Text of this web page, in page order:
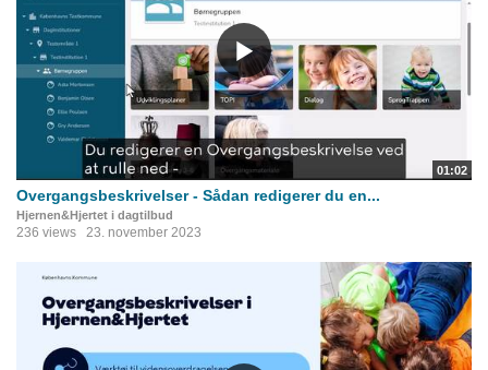
01:02
Overgangsbeskrivelser - Sådan redigerer du en...
Hjernen&Hjertet i dagtilbud
236 views 23. november 2023